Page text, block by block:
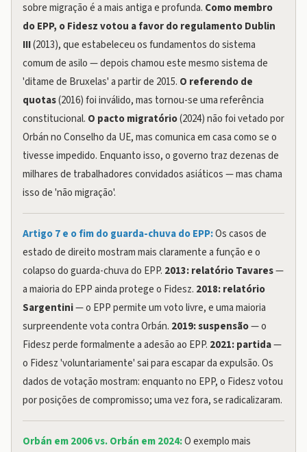
sobre migração é a mais antiga e profunda. Como membro
do EPP, o Fidesz votou a favor do regulamento Dublin
III(2013), que estabeleceu os fundamentos do sistema
comum de asilo — depois chamou este mesmo sistema de
'ditame de Bruxelas' a partir de 2015. O referendo de
quotas(2016) foi inválido, mas tornou-se uma referência
constitucional. O pacto migratório(2024) não foi vetado por
Orbán no Conselho da UE, mas comunica em casa como se o
tivesse impedido. Enquanto isso, o governo traz dezenas de
milhares de trabalhadores convidados asiáticos — mas chama
isso de 'não migração'.
Artigo 7 e o fim do guarda-chuva do EPP:Os casos de
estado de direito mostram mais claramente a função e o
colapso do guarda-chuva do EPP. 2013: relatório Tavares—
a maioria do EPP ainda protege o Fidesz. 2018: relatório
Sargentini— o EPP permite um voto livre, e uma maioria
surpreendente vota contra Orbán. 2019: suspensão— o
Fidesz perde formalmente a adesão ao EPP. 2021: partida—
o Fidesz 'voluntariamente' sai para escapar da expulsão. Os
dados de votação mostram: enquanto no EPP, o Fidesz votou
por posições de compromisso; uma vez fora, se radicalizaram.
Orbán em 2006 vs. Orbán em 2024:O exemplo mais